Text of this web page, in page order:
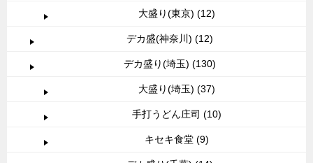
大盛り(東京) (12)
デカ盛(神奈川) (12)
デカ盛り(埼玉) (130)
大盛り(埼玉) (37)
手打うどん庄司 (10)
キセキ食堂 (9)